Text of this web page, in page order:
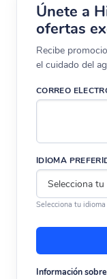
Únete a
ofertas
Recibe
el cuidado del
CORREO
IDIOMA
Selecciona tu
Información